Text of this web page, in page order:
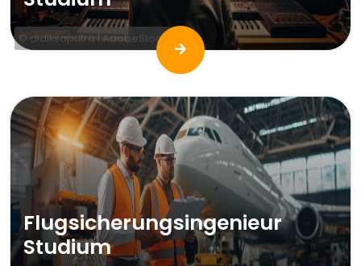
© didiksaputra | AdobeStock
Flugsicherungsingenieur
Studium